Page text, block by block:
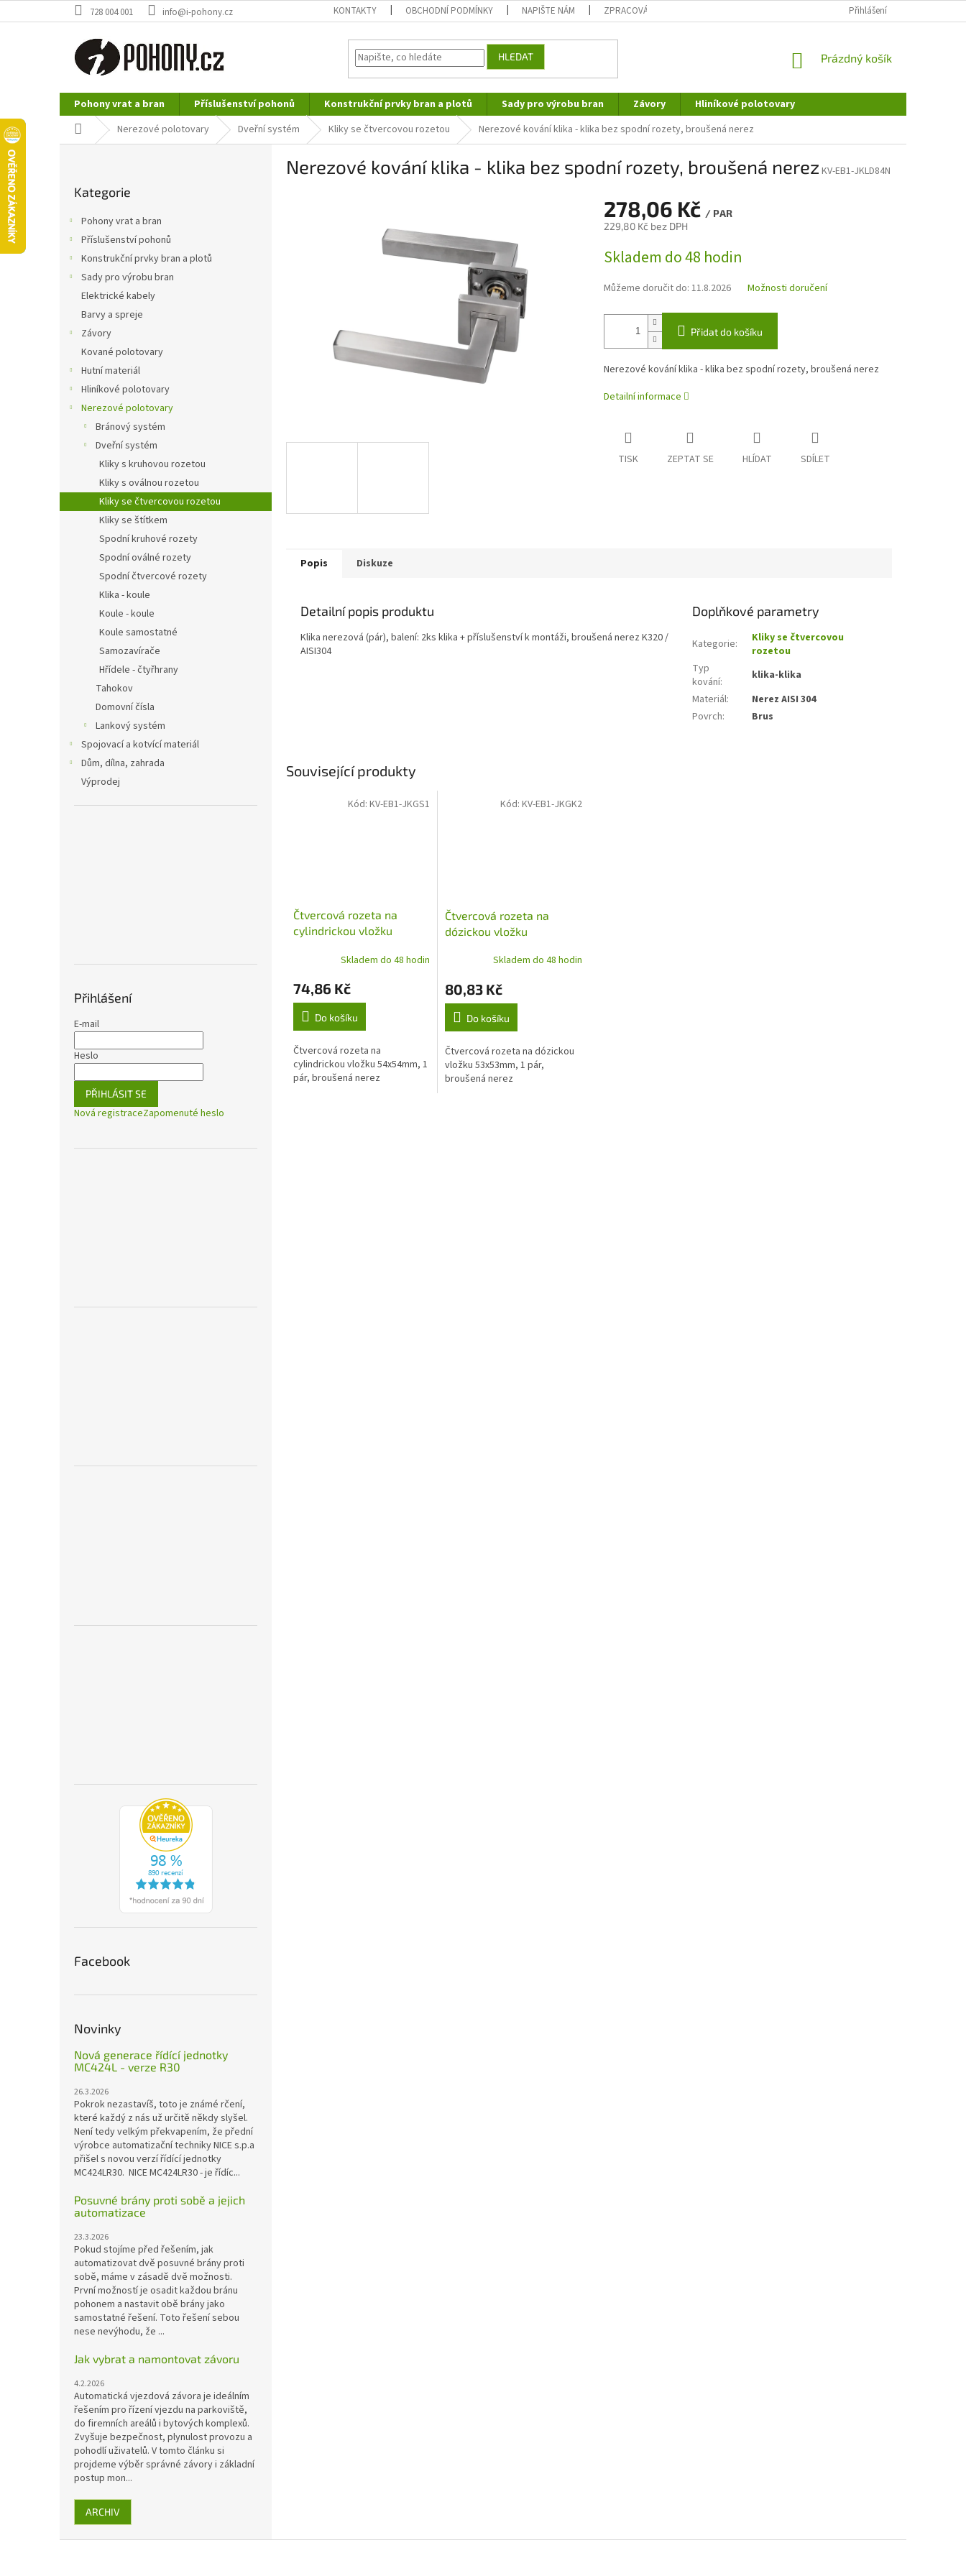
na
728 004 001 info@i-pohony.cz KONTAKTY OBCHODNÍ PODMÍNKY NAPIŠTE NÁM ZPRACOVÁNÍ OSOBNÍCH ÚDAJŮ REKLAMAČNÍ ŘÁD
Přihlášení
HLEDAT
NÁKUPNÍ
Prázdný košík
Pohony vrat a bran Příslušenství pohonů Konstrukční prvky bran a plotů Sady pro výrobu bran Závory
Hliníkové polotovary
Nerezové polotovary
Hutní materiál
Domů Nerezové polotovary Dveřní systém Kliky se čtvercovou rozetou Nerezové kování klika - klika bez spodní rozety, broušená nerez
kategorie
Kategorie
Pohony vrat a bran
Příslušenství pohonů
Konstrukční prvky bran a plotů
Sady pro výrobu bran
Elektrické kabely
Barvy a spreje
Závory
Kované polotovary
Hutní materiál
Hliníkové polotovary
Nerezové polotovary
Bránový systém
Dveřní systém
Kliky s kruhovou rozetou
Kliky s oválnou rozetou
Kliky se čtvercovou rozetou
Kliky se štítkem
Spodní kruhové rozety
Spodní oválné rozety
Spodní čtvercové rozety
Klika - koule
Koule - koule
Koule samostatné
Samozavírače
Hřídele - čtyřhrany
Tahokov
Domovní čísla
Lankový systém
Spojovací a kotvící materiál
Dům, dílna, zahrada
Výprodej
Přihlášení
E-mail
Heslo
PŘIHLÁSIT SE
Nová registraceZapomenuté heslo
Facebook
Novinky
Nová generace řídící jednotky
MC424L - verze R30
26.3.2026
Pokrok nezastavíš, toto je známé rčení,
které každý z nás už určitě někdy slyšel.
Není tedy velkým překvapením, že přední
výrobce automatizační techniky NICE s.p.a
přišel s novou verzí řídící jednotky
MC424LR30. NICE MC424LR30 - je řídíc...
Posuvné brány proti sobě a jejich
automatizace
23.3.2026
Pokud stojíme před řešením, jak
automatizovat dvě posuvné brány proti
sobě, máme v zásadě dvě možnosti.
První možností je osadit každou bránu
pohonem a nastavit obě brány jako
samostatné řešení. Toto řešení sebou
nese nevýhodu, že ...
Jak vybrat a namontovat závoru
4.2.2026
Automatická vjezdová závora je ideálním
řešením pro řízení vjezdu na parkoviště,
do firemních areálů i bytových komplexů.
Zvyšuje bezpečnost, plynulost provozu a
pohodlí uživatelů. V tomto článku si
projdeme výběr správné závory i základní
postup mon...
ARCHIV
Nerezové kování klika - klika bez spodní rozety, broušená nerez KV-EB1-JKLD84N
278,06 Kč / PAR
229,80 Kč bez DPH
cena:
Skladem do 48 hodin
Můžeme doručit do: 11.8.2026 Možnosti doručení
Přidat do košíku
Nerezové kování klika - klika bez spodní rozety, broušená nerez
Detailní informace
TISK ZEPTAT SE HLÍDAT SDÍLET
Související produkty
Čtvercová rozeta na
cylindrickou vložku
broušená nerezSkladem do 48 hodin
74,86 Kč
Do košíku
Čtvercová rozeta na
cylindrickou vložku 54x54mm, 1
pár, broušená nerez
Kód: KV-EB1-JKGS1
Čtvercová rozeta na
dózickou vložku
Skladem do 48 hodin
80,83 Kč
Do košíku
Čtvercová rozeta na dózickou
vložku 53x53mm, 1 pár,
broušená nerez
Kód: KV-EB1-JKGK2
Popis Diskuze
Detailní popis produktu
Klika nerezová (pár), balení: 2ks klika + příslušenství k montáži, broušená nerez K320 /
AISI304
Doplňkové parametry
Kategorie:
Kliky se čtvercovou
rozetou
Typ
kování:
klika-klika
Materiál:
Nerez AISI 304
Povrch: Brus